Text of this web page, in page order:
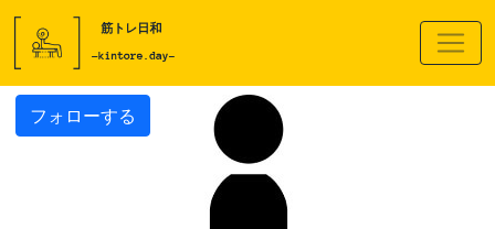
フォローする